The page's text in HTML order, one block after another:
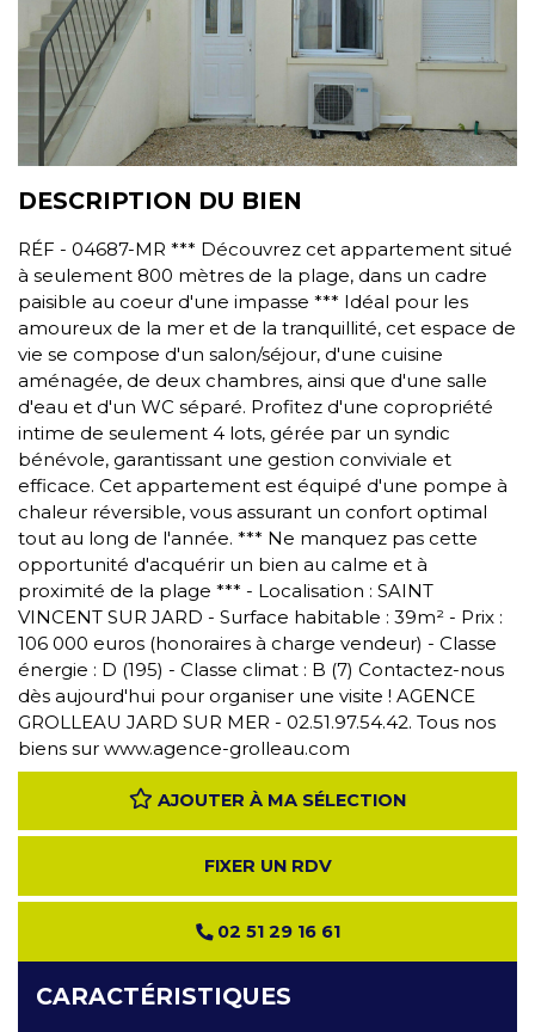
DESCRIPTION DU BIEN
RÉF - 04687-MR *** Découvrez cet appartement situé
à seulement 800 mètres de la plage, dans un cadre
paisible au coeur d'une impasse *** Idéal pour les
amoureux de la mer et de la tranquillité, cet espace de
vie se compose d'un salon/séjour, d'une cuisine
aménagée, de deux chambres, ainsi que d'une salle
d'eau et d'un WC séparé. Profitez d'une copropriété
intime de seulement 4 lots, gérée par un syndic
bénévole, garantissant une gestion conviviale et
efficace. Cet appartement est équipé d'une pompe à
chaleur réversible, vous assurant un confort optimal
tout au long de l'année. *** Ne manquez pas cette
opportunité d'acquérir un bien au calme et à
proximité de la plage *** - Localisation : SAINT
VINCENT SUR JARD - Surface habitable : 39m² - Prix :
106 000 euros (honoraires à charge vendeur) - Classe
énergie : D (195) - Classe climat : B (7) Contactez-nous
dès aujourd'hui pour organiser une visite ! AGENCE
GROLLEAU JARD SUR MER - 02.51.97.54.42. Tous nos
biens sur www.agence-grolleau.com
AJOUTER À MA SÉLECTION
FIXER UN RDV
02 51 29 16 61
CARACTÉRISTIQUES